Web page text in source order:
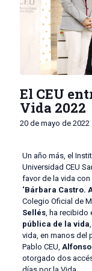
El CEU
Vida 2022
20 de mayo de 2022
Un año más, el
Universidad CEU
favor de la vida con
‘Bárbara Castro.
Colegio Oficial de
Sellés, ha recibido
pública de la vida
vida, en manos del
Pablo CEU,
otorgado dos